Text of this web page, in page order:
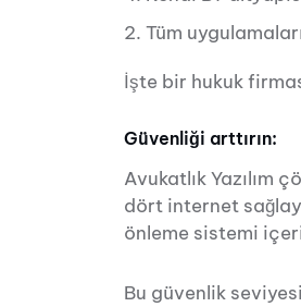
Tüm
İşte bir hukuk
Güvenliği arttırın:
Avukatlık Yazılım
dört internet
önleme sistemi
Bu güvenlik